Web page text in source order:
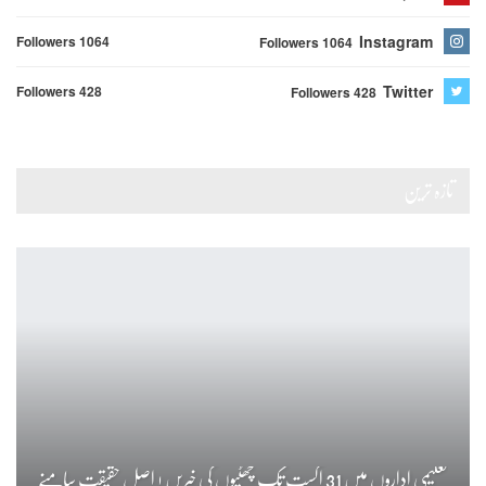
Instagram
Followers 1064
Followers 1064
Twitter
Followers 428
Followers 428
تعلیمی اداروں میں 31 اگست تک چھٹیوں کی خبریں ! اصل حقیقت سامنے